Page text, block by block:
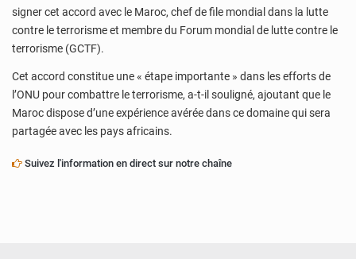
signer cet accord avec le Maroc, chef de file mondial dans la lutte
contre le terrorisme et membre du Forum mondial de lutte contre le
terrorisme (GCTF).
Cet accord constitue une « étape importante » dans les efforts de
l’ONU pour combattre le terrorisme, a-t-il souligné, ajoutant que le
Maroc dispose d’une expérience avérée dans ce domaine qui sera
partagée avec les pays africains.
Suivez l'information en direct sur notre chaîne